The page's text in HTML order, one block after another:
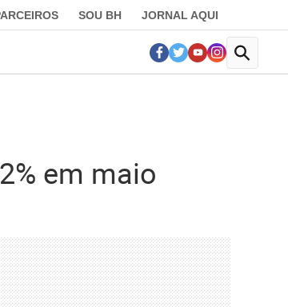
SOU BH JORNAL AQUI
em maio